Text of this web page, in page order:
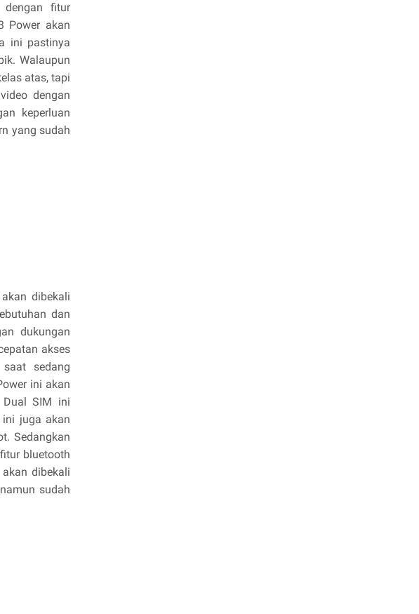
dengan fitur
Power akan
ini pastinya
Walaupun
atas, tapi
dengan
keperluan
yang sudah
dibekali
dan
dukungan
akses
sedang
ini akan
SIM ini
juga akan
Sedangkan
bluetooth
dibekali
sudah